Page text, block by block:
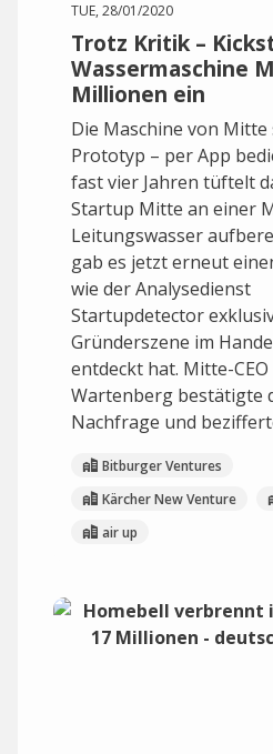
TUE, 28/01/2020
Trotz Kritik –
Wassermaschine
Millionen ein
Die Maschine von Mitte
Prototyp – per App
fast vier Jahren tüftelt
Startup Mitte an einer
Leitungswasser
gab es jetzt erneut
wie der Analysedienst
Startupdetector
Gründerszene im
entdeckt hat. Mitte-
Wartenberg bestätigte
Nachfrage und
Bitburger Ventures
Kärcher New Venture
air up